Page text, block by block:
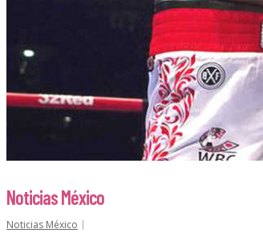
Noticias México
Noticias México